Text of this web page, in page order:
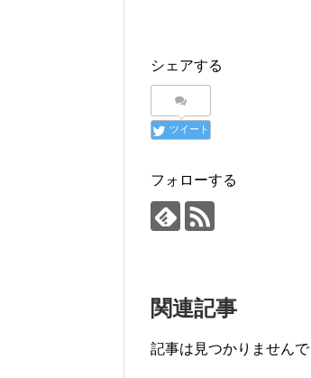
シェアする
ツイート
フォローする
関連記事
記事は見つかりませんで